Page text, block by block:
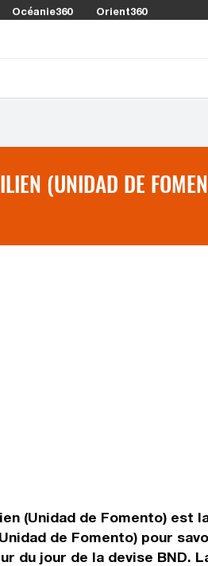
Océanie360 Orient360
(UNIDAD DE
(Unidad de Fomento) est
de Fomento) pour
du jour de la devise BND.